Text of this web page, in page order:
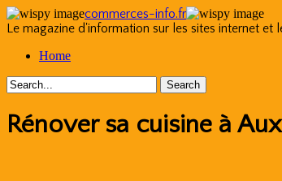
commerces-info.fr
Le magazine d'information sur les sites internet et
Skip
content
Home
Rénover sa cuisine à